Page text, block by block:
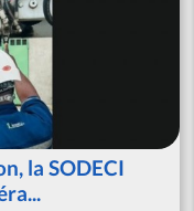
la SODECI